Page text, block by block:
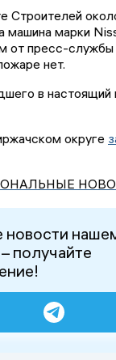
Строителей
машина марки
от пресс-
нет.
в
округе
новости
получайте